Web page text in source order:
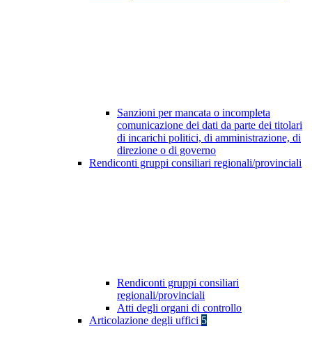
Sanzioni per mancata o incompleta
comunicazione dei dati da parte dei titolari
di incarichi politici, di amministrazione, di
direzione o di governo
Rendiconti gruppi consiliari regionali/provinciali
Rendiconti gruppi consiliari
regionali/provinciali
Atti degli organi di controllo
Articolazione degli uffici 5